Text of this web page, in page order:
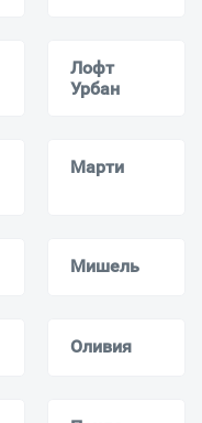
Лофт
Урбан
Марти
Мишель
Оливия